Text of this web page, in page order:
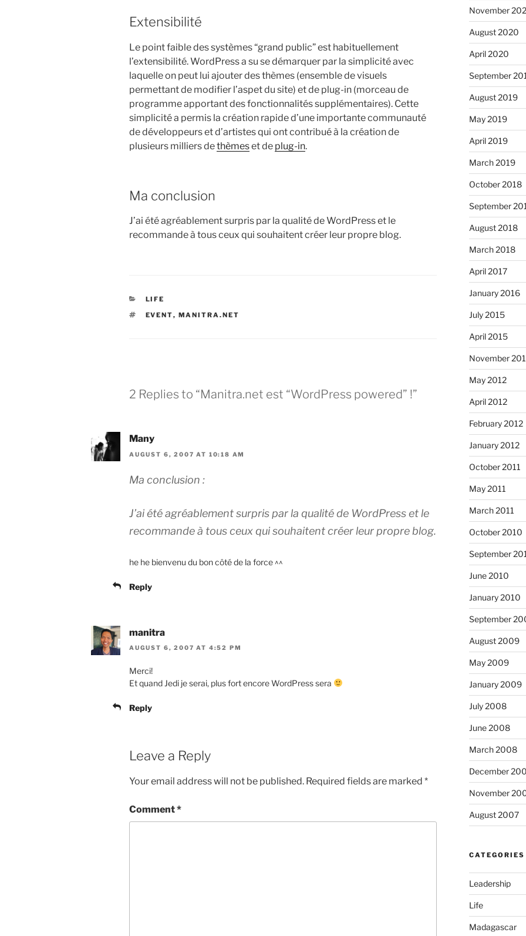
Extensibilité
Le point faible des systèmes “grand public” est habituellement
l’extensibilité. WordPress a su se démarquer par la simplicité avec
laquelle on peut lui ajouter des thèmes (ensemble de visuels
permettant de modifier l’aspet du site) et de plug-in (morceau de
programme apportant des fonctionnalités supplémentaires). Cette
simplicité a permis la création rapide d’une importante communauté
de développeurs et d’artistes qui ont contribué à la création de
plusieurs milliers dethèmeset de plug-in.
Ma conclusion
J’ai été agréablement surpris par la qualité de WordPress et le
recommande à tous ceux qui souhaitent créer leur propre blog.
CATEGORIES
LIFE
TAGS
EVENT, MANITRA.NET
2 Replies to “Manitra.net est “WordPress powered” !”
Many
AUGUST 6, 2007 AT 10:18 AM
Ma conclusion :
J’ai été agréablement surpris par la qualité de WordPress et le
recommande à tous ceux qui souhaitent créer leur propre blog.
he he bienvenu du bon côté de la force ^^
Reply
manitra
AUGUST 6, 2007 AT 4:52 PM
Merci!
Et quand Jedi je serai, plus fort encore WordPress sera
Reply
Leave a Reply
Your email address will not be published. Required fields are marked *
Comment*
November
August 2020
April 2020
September
August 2019
May 2019
April 2019
March 2019
October 2018
September
August 2018
March 2018
April 2017
January 2016
July 2015
April 2015
November
May 2012
April 2012
February 2012
January 2012
October 2011
May 2011
March 2011
October 2010
September
June 2010
January 2010
September
August 2009
May 2009
January 2009
July 2008
June 2008
March 2008
December
November
August 2007
CATEGORIES
Leadership
Life
Madagascar